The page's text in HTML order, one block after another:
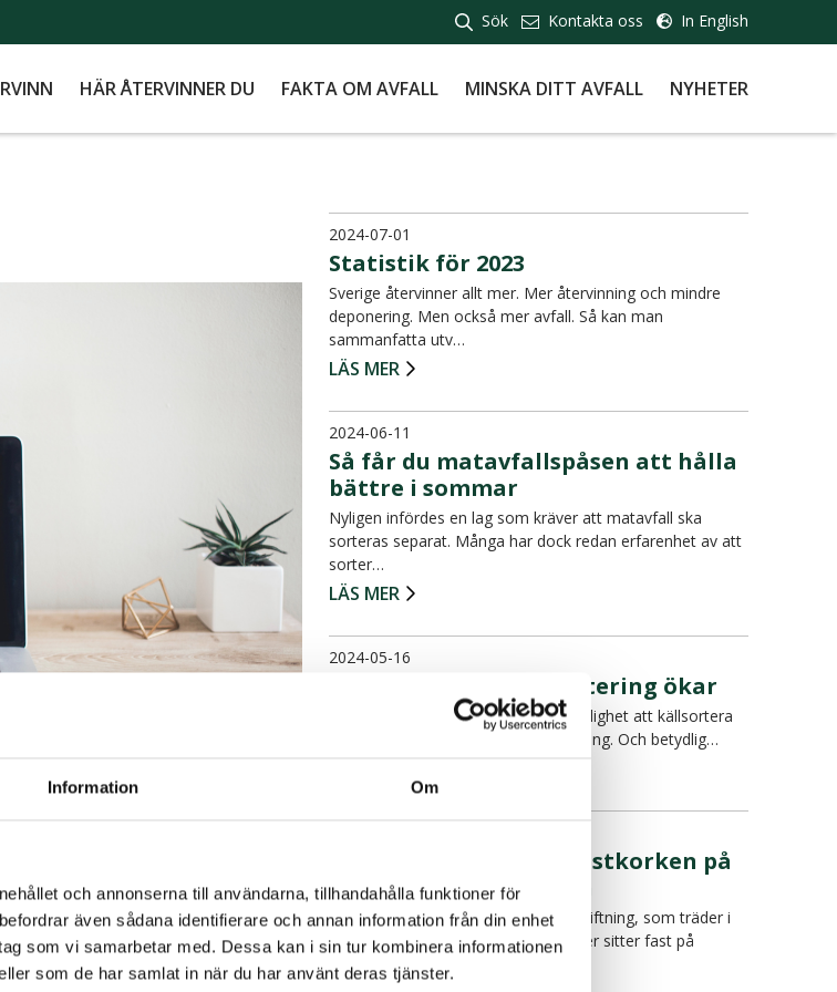
Information Om
och annonserna till användarna, tillhandahålla funktioner för
även sådana identifierare och annan information från din enhet
som vi samarbetar med. Dessa kan i sin tur kombinera informationen
som de har samlat in när du har använt deras tjänster.
Sök Kontakta oss In English
HÄR ÅTERVINNER DU FAKTA OM AVFALL MINSKA DITT AVFALL NYHETER
ser. Förutom det avfall
avfall under
2024-07-01
Statistik för 2023
Sverige återvinner allt mer. Mer återvinning och mindre
deponering. Men också mer avfall. Så kan man
sammanfatta utv…
LÄS MER
2024-06-11
Så får du matavfallspåsen att hålla
bättre i sommar
Nyligen infördes en lag som kräver att matavfall ska
sorteras separat. Många har dock redan erfarenhet av att
sorter…
LÄS MER
2024-05-16
Kunskapen om källsortering ökar
Tre av fyra känner till att de har skyldighet att källsortera
och lämna förpackningar till återvinning. Och betydlig…
Så ska du göra med plastkorken på
pappersförpackningen
Det är med anledning av ny EU-lagstiftning, som träder i
kraft 1 juli 2024, som korkarna numer sitter fast på
plastf…